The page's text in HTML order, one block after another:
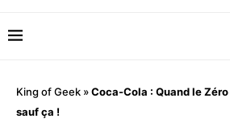
King of Geek »Coca-Cola : Quand le
sauf ça !